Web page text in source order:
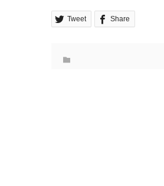
Tweet Share